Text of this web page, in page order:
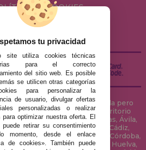
DE COOKIES
Y DEVOLUCIONES
puzzles está ubicada en Sevilla pero
a cualquier ciudad del territorio
Alicante, Almería, Asturias, Ávila,
Barcelona, Burgos, Cáceres, Cádiz,
Castellón, Ceuta, Ciudad Real, Córdoba,
Guadalajara, Guipúzcoa, Huelva,
tu privacidad
site utiliza cookies técnicas
para el correcto
del sitio web. Es posible
se utilicen otras categorías
para personalizar la
de usuario, divulgar ofertas
personalizadas o realizar
para optimizar nuestra oferta. El
puede retirar su consentimiento
momento, desde el enlace
de cookies». También puede